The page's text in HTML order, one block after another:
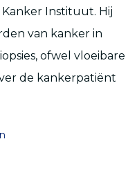
Kanker Instituut. Hij
van kanker in
ofwel vloeibare
de kankerpatiënt